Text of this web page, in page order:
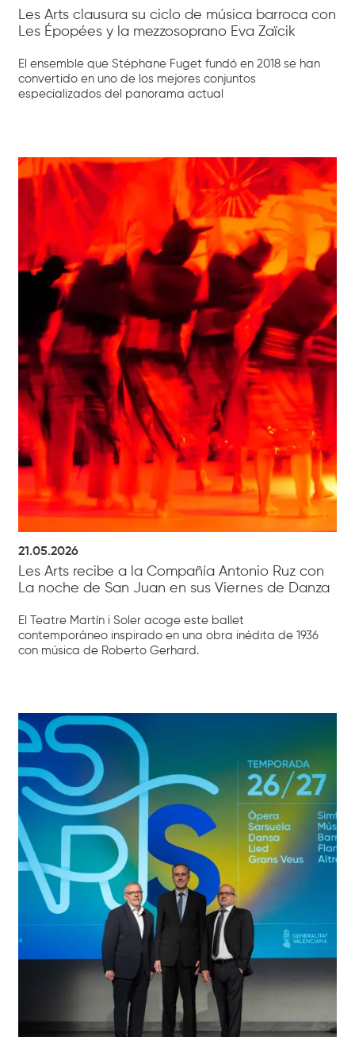
Les Arts clausura su ciclo de música barroca con
Les Épopées y la mezzosoprano Eva Zaïcik
El ensemble que Stéphane Fuget fundó en 2018 se han
convertido en uno de los mejores conjuntos
especializados del panorama actual
21.05.2026
Les Arts recibe a la Compañía Antonio Ruz con
La noche de San Juan en sus Viernes de Danza
El Teatre Martín i Soler acoge este ballet
contemporáneo inspirado en una obra inédita de 1936
con música de Roberto Gerhard.